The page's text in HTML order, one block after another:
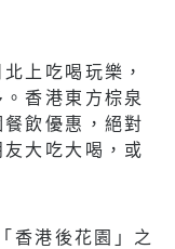
上吃喝玩樂，
香港東方棕泉
飲優惠，絕對
大吃大喝，或
香港後花園」之